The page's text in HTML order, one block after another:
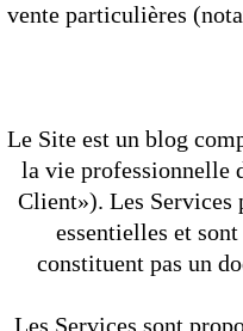
vente particulières
Le Site est un blog
la vie professionnelle
Client»). Les Services
essentielles et
constituent pas un
Les Services sont